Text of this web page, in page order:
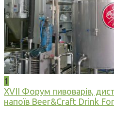
1
XVII Форум пивоварів,
напоїв Beer&Craft Drink